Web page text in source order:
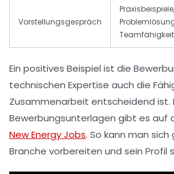
Vorstellungsgespräch
Praxisbeispiele,
Teamfähigkeit
Ein positives Beispiel ist die
technischen Expertise auch die
Zusammenarbeit entscheidend ist.
Bewerbungsunterlagen gibt es auf
New Energy Jobs. So kann man
Branche vorbereiten und sein Profil